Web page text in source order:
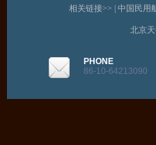
相关链接>> | 中国民用
北京
PHONE
86-10-64213090